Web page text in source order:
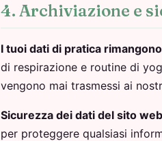
4. Archiviazione e
I tuoi dati di pratica
di respirazione e routine di
vengono mai trasmessi ai
Sicurezza dei dati del sito
per proteggere qualsiasi